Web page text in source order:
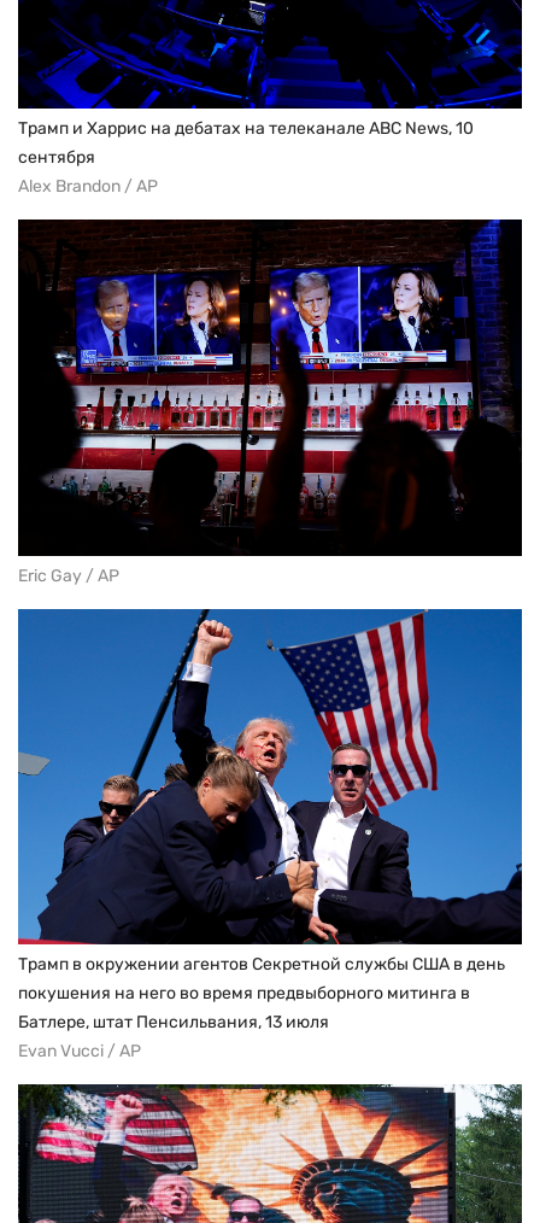
Трамп и Харрис на дебатах на телеканале ABC News, 10
сентября
Alex Brandon / AP
Eric Gay / AP
Трамп в окружении агентов Секретной службы США в день
покушения на него во время предвыборного митинга в
Батлере, штат Пенсильвания, 13 июля
Evan Vucci / AP